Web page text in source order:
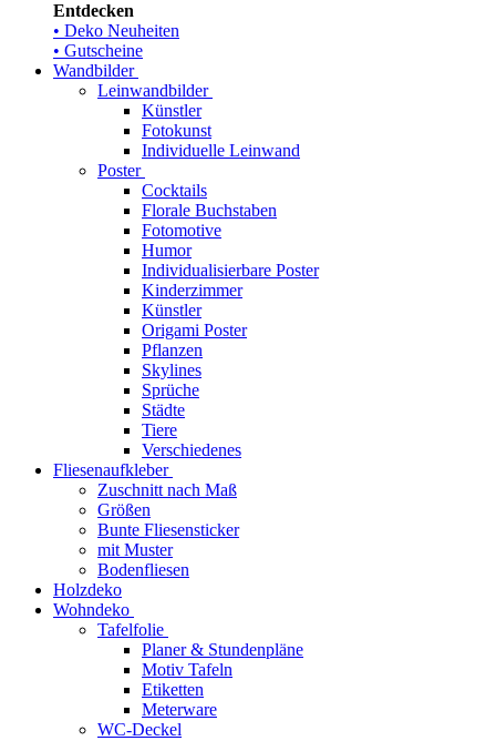
Entdecken
• Deko Neuheiten
• Gutscheine
Wandbilder
Leinwandbilder
Künstler
Fotokunst
Individuelle Leinwand
Poster
Cocktails
Florale Buchstaben
Fotomotive
Humor
Individualisierbare Poster
Kinderzimmer
Künstler
Origami Poster
Pflanzen
Skylines
Sprüche
Städte
Tiere
Verschiedenes
Fliesenaufkleber
Zuschnitt nach Maß
Größen
Bunte Fliesensticker
mit Muster
Bodenfliesen
Holzdeko
Wohndeko
Tafelfolie
Planer & Stundenpläne
Motiv Tafeln
Etiketten
Meterware
WC-Deckel